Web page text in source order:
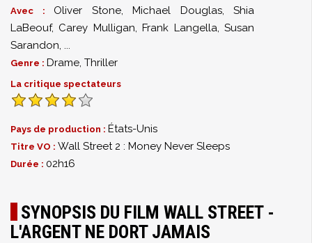
Avec : Oliver Stone, Michael Douglas, Shia
LaBeouf, Carey Mulligan,Frank Langella,Susan
Sarandon, ...
Genre : Drame, Thriller
La critique spectateurs
Pays de production : États-Unis
Titre VO : Wall Street 2 : Money Never Sleeps
Durée : 02h16
SYNOPSIS DU FILM WALL STREET -
L'ARGENT NE DORT JAMAIS